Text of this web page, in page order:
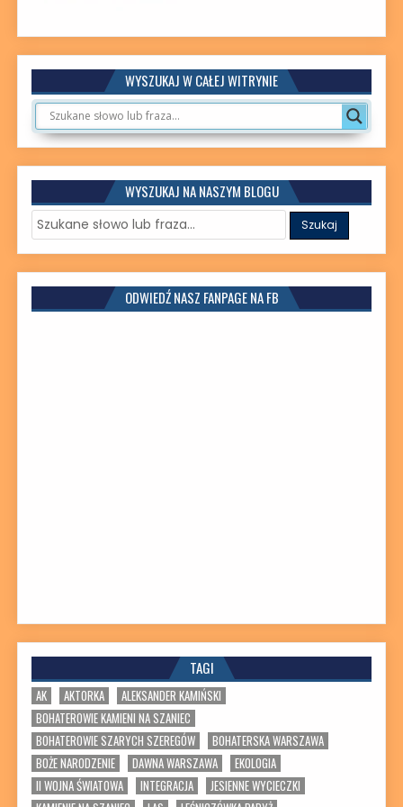
WYSZUKAJ W CAŁEJ WITRYNIE
WYSZUKAJ NA NASZYM BLOGU
ODWIEDŹ NASZ FANPAGE NA FB
TAGI
AK AKTORKA
ALEKSANDER KAMIŃSKI
BOHATEROWIE KAMIENI NA SZANIEC
BOHATEROWIE SZARYCH SZEREGÓW
BOHATERSKA WARSZAWA
BOŻE NARODZENIE
DAWNA WARSZAWA
EKOLOGIA
II WOJNA ŚWIATOWA
INTEGRACJA
JESIENNE WYCIECZKI